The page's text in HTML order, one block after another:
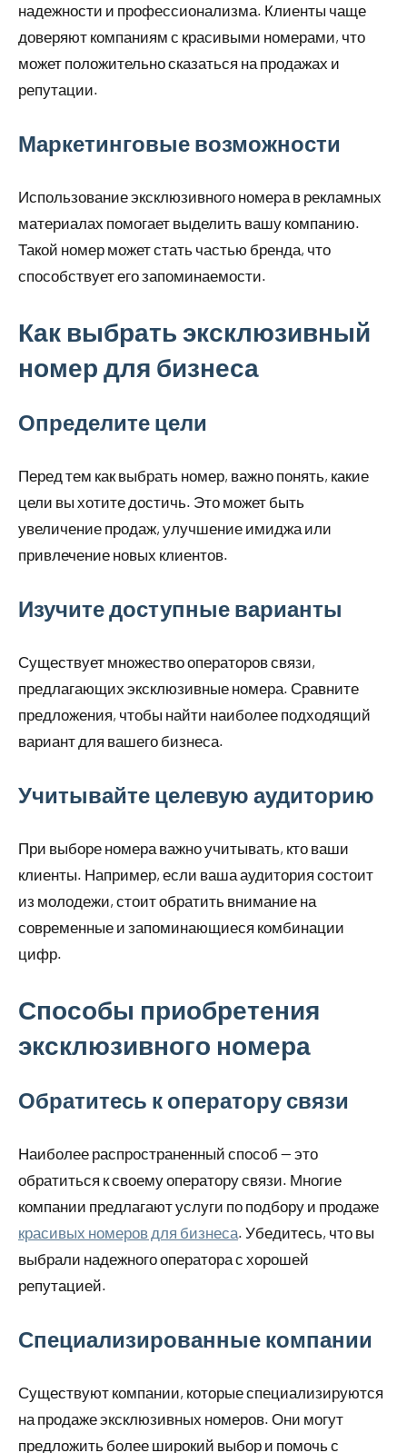
надежности и профессионализма. Клиенты чаще
доверяют компаниям с красивыми номерами, что
может положительно сказаться на продажах и
репутации.
Маркетинговые возможности
Использование эксклюзивного номера в рекламных
материалах помогает выделить вашу компанию.
Такой номер может стать частью бренда, что
способствует его запоминаемости.
Как выбрать эксклюзивный
номер для бизнеса
Определите цели
Перед тем как выбрать номер, важно понять, какие
цели вы хотите достичь. Это может быть
увеличение продаж, улучшение имиджа или
привлечение новых клиентов.
Изучите доступные варианты
Существует множество операторов связи,
предлагающих эксклюзивные номера. Сравните
предложения, чтобы найти наиболее подходящий
вариант для вашего бизнеса.
Учитывайте целевую аудиторию
При выборе номера важно учитывать, кто ваши
клиенты. Например, если ваша аудитория состоит
из молодежи, стоит обратить внимание на
современные и запоминающиеся комбинации
цифр.
Способы приобретения
эксклюзивного номера
Обратитесь к оператору связи
Наиболее распространенный способ — это
обратиться к своему оператору связи. Многие
компании предлагают услуги по подбору и продаже
красивых номеров для бизнеса. Убедитесь, что вы
выбрали надежного оператора с хорошей
репутацией.
Специализированные компании
Существуют компании, которые специализируются
на продаже эксклюзивных номеров. Они могут
предложить более широкий выбор и помочь с